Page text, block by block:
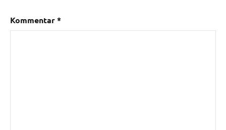
Kommentar*